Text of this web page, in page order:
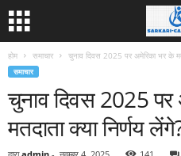
होम समाचार चुनाव दिवस 2025 पर अमेरिका भर के
समाचार
चुनाव दिवस 2025
मतदाता क्या निर्णय